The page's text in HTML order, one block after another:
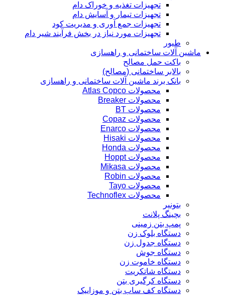
تجهیزات تغذیه و خوراک دام
تجهیزات تیمار و آسایش دام
تجهیزات جمع آوری و مدیریت کود
تجهیزات مورد نیاز در بخش فرآیند شیر دام
طیور
ماشین آلات ساختمانی و راهسازی
باکت حمل مصالح
بالابر ساختمانی (مصالح)
بانک برند ماشین آلات ساختمانی و راهسازی
محصولات Atlas Copco
محصولات Breaker
محصولات BT
محصولات Copaz
محصولات Enarco
محصولات Hisaki
محصولات Honda
محصولات Hoppt
محصولات Mikasa
محصولات Robin
محصولات Tayo
محصولات Technoflex
بتونیر
بچینگ پلانت
پمپ بتن زمینی
دستگاه بلوک زن
دستگاه جدول زن
دستگاه جوش
دستگاه خاموت زن
دستگاه شاتکریت
دستگاه کرگیری بتن
دستگاه کف ساب بتن و موزاییک